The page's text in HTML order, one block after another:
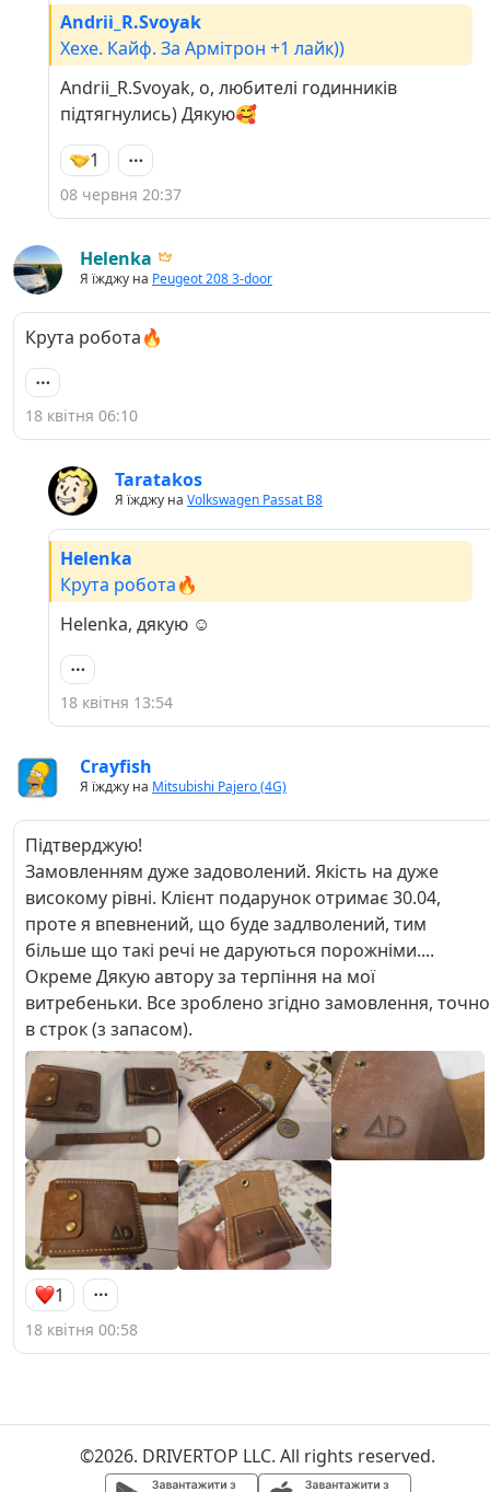
Andrii_R.Svoyak
Хехе. Кайф. За Армітрон +1 лайк))
Andrii_R.Svoyak, о, любителі годинників
підтягнулись) Дякую🥰
1
08 червня 20:37
Helenka
Я їжджу на Peugeot 208 3-door
Крута робота🔥
18 квітня 06:10
Taratakos
Я їжджу на Volkswagen Passat B8
Helenka
Крута робота🔥
Helenka, дякую ☺️
18 квітня 13:54
Crayfish
Я їжджу на Mitsubishi Pajero (4G)
Підтверджую!
Замовленням дуже задоволений. Якість на дуже
високому рівні. Клієнт подарунок отримає 30.04,
проте я впевнений, що буде задлволений, тим
більше що такі речі не даруються порожніми....
Окреме Дякую автору за терпіння на мої
витребеньки. Все зроблено згідно замовлення, точно
в строк (з запасом).
1
18 квітня 00:58
©2026. DRIVERTOP LLC. All rights reserved.